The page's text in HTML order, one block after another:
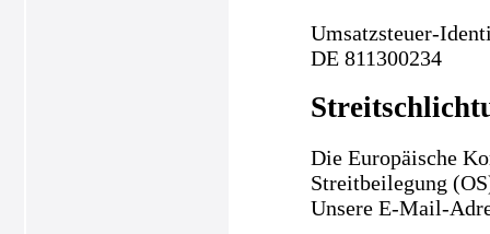
Umsatzsteuer-
DE 811300234
Die Europäische
Streitbeilegung
Unsere E-Mail-